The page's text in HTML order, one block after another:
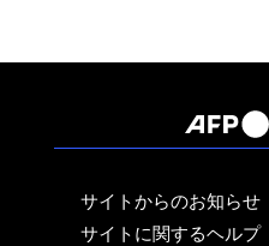
サイトからのお知らせ
サイトに関するヘルプ